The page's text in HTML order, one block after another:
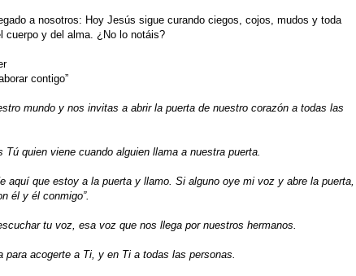
a nosotros: Hoy Jesús sigue curando ciegos, cojos, mudos y toda
cuerpo y del alma. ¿No lo notáis?
contigo”
mundo y nos invitas a abrir la puerta de nuestro corazón a todas las
Tú quien viene cuando alguien llama a nuestra puerta.
aquí que estoy a la puerta y llamo. Si alguno oye mi voz y abre la puerta,
él y él conmigo”.
tu voz, esa voz que nos llega por nuestros hermanos.
para acogerte a Ti, y en Ti a todas las personas.